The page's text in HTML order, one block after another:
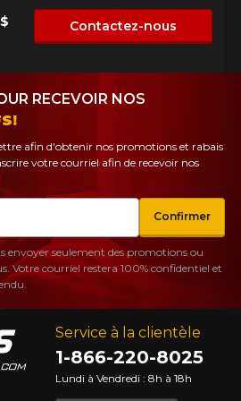
Contactez-nous
Service à la clientèle
1-866-220-8025
Lundi à Vendredi : 8h à 18h
RECEVOIR NOS
afin d'obtenir nos promotions et rabais
votre courriel afin de recevoir nos
Confirmer
envoyer seulement des promotions ou
Votre courriel restera 100% confidentiel et